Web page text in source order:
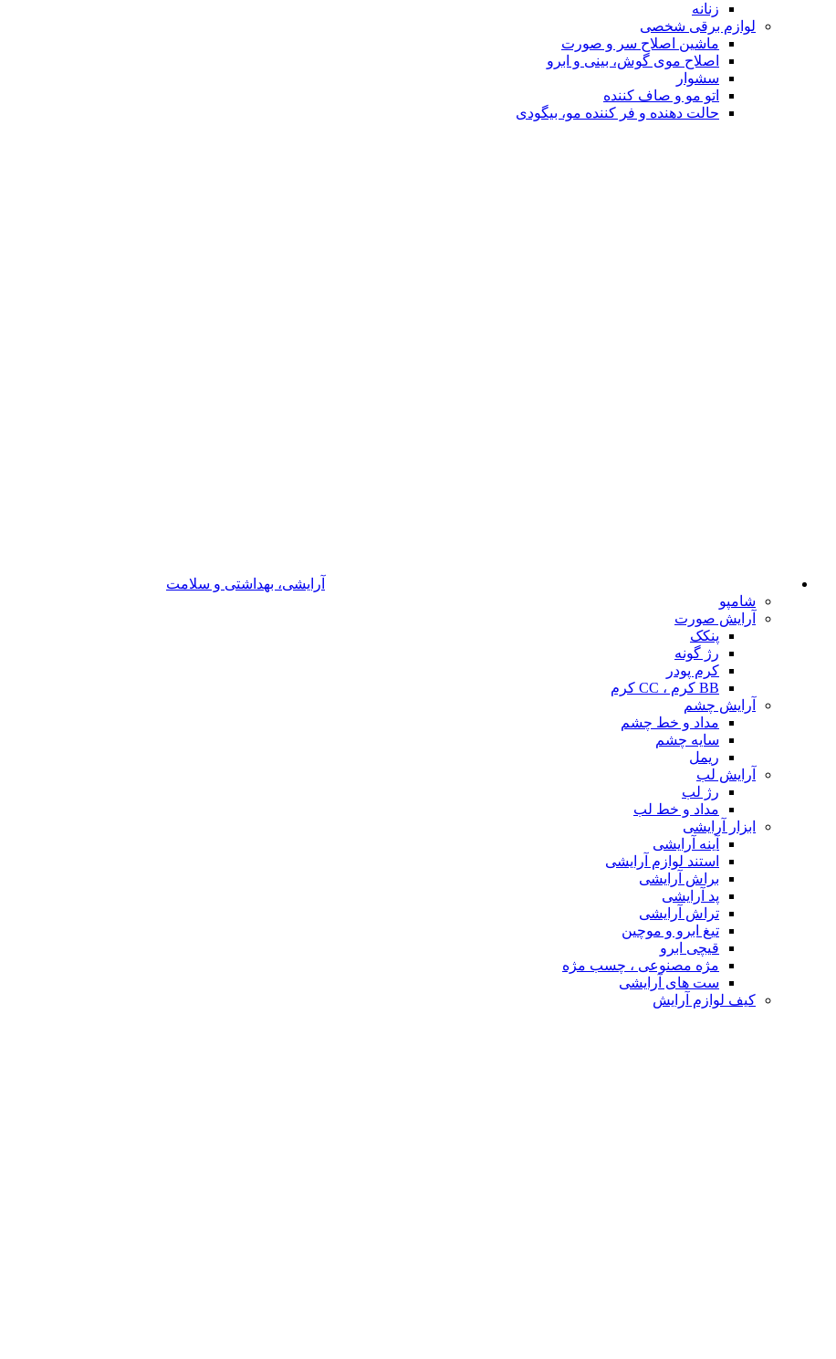
زنانه
لوازم برقی شخصی
ماشین اصلاح سر و صورت
اصلاح موی گوش، بینی و ابرو
سشوار
اتو مو و صاف کننده
حالت دهنده و فر کننده مو، بیگودی
آرایشی، بهداشتی و سلامت
شامپو
آرایش صورت
پنکک
رژ گونه
کرم پودر
BB کرم ، CC کرم
آرایش چشم
مداد و خط چشم
سایه چشم
ریمل
آرایش لب
رژ لب
مداد و خط لب
ابزار آرایشی
آینه آرایشی
استند لوازم آرایشی
براش آرایشی
پد آرایشی
تراش آرایشی
تیغ ابرو و موچین
قیچی ابرو
مژه مصنوعی ، چسب مژه
ست های آرایشی
کیف لوازم آرایش